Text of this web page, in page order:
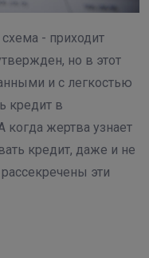
- приходит
но в этот
и с легкостью
кредит в
когда жертва узнает
кредит, даже и не
эти